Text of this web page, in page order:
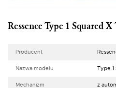
Ressence Type 1 Squared
Producent
Nazwa modelu Type 1
Mechanizm z